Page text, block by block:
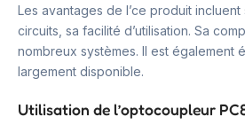
Les avantages de l’ce produit
circuits, sa facilité d’utilisation. Sa
nombreux systèmes. Il est également
largement disponible.
Utilisation de l’optocoupleur